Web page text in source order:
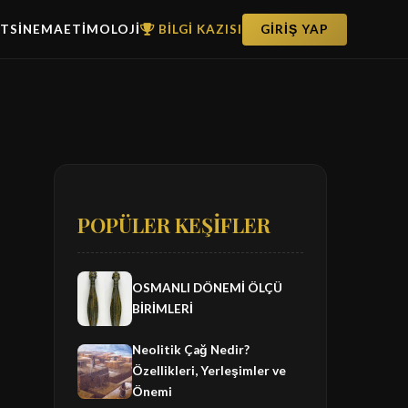
SİNEMAETİMOLOJİ BİLGİ KAZISI GİRİŞ YAP
POPÜLER KEŞİFLER
OSMANLI DÖNEMİ ÖLÇÜ
BİRİMLERİ
Neolitik Çağ Nedir?
Özellikleri, Yerleşimler ve
Önemi